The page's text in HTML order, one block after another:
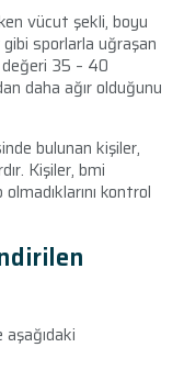
vücut şekli, boyu
gibi sporlarla uğraşan
35 – 40
daha ağır olduğunu
bulunan kişiler,
Kişiler, bmi
kontrol